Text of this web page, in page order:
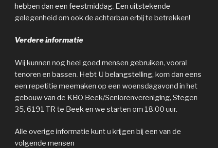
hebben dan een feestmiddag. Een uitstekende
gelegenheid om ook de achterban erbij te betrekken!
Verdere informatie
Wij kunnen nog heel goed mensen gebruiken, vooral
tenoren en bassen. Hebt U belangstelling, kom dan eens
een repetitie meemaken op een woensdagavond in het
gebouw van de KBO Beek/Seniorenvereniging, Stegen
35, 6191 TR te Beek en we starten om 18.00 uur.
Alle overige informatie kunt u krijgen bij een van de
volgende mensen